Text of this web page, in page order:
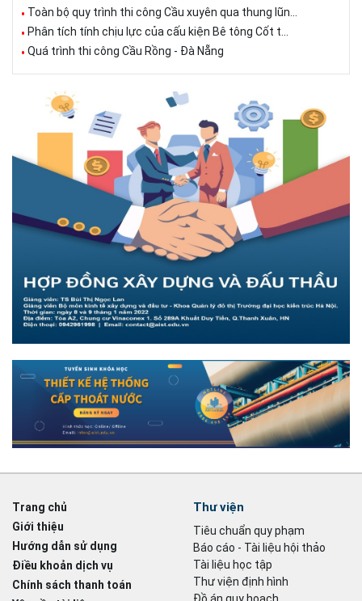
Toàn bộ quy trình thi công Cầu xuyên qua thung lũn...
Phân tích tính chịu lực của cấu kiện Bê tông Cốt t...
Quá trình thi công Cầu Rồng - Đà Nẵng
Trang chủ
Giới thiệu
Hướng dẫn sử dụng
Điều khoản dịch vụ
Chính sách thanh toán
Thư viện
Tiêu chuẩn quy phạm
Báo cáo - Tài liệu hội thảo
Tài liệu học tập
Thư viện định hình
Đồ án quy hoạch